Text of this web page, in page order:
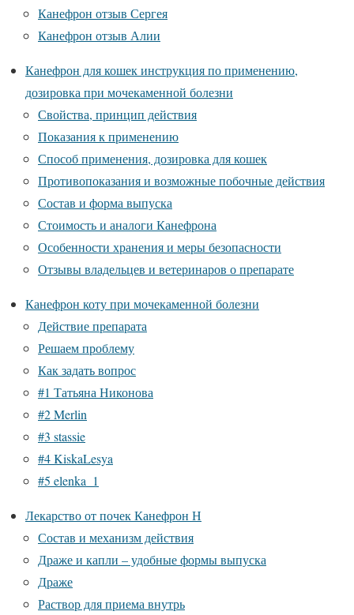
Канефрон отзыв Сергея
Канефрон отзыв Алии
Канефрон для кошек инструкция по применению,
дозировка при мочекаменной болезни
Свойства, принцип действия
Показания к применению
Способ применения, дозировка для кошек
Противопоказания и возможные побочные действия
Состав и форма выпуска
Стоимость и аналоги Канефрона
Особенности хранения и меры безопасности
Отзывы владельцев и ветеринаров о препарате
Канефрон коту при мочекаменной болезни
Действие препарата
Решаем проблему
Как задать вопрос
#1 Татьяна Никонова
#2 Merlin
#3 stassie
#4 KiskaLesya
#5 elenka_1
Лекарство от почек Канефрон Н
Состав и механизм действия
Драже и капли – удобные формы выпуска
Драже
Раствор для приема внутрь